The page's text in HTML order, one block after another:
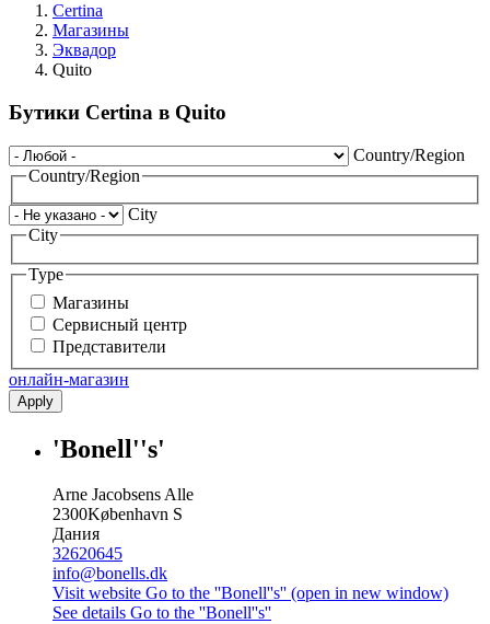
Certina
Магазины
Эквадор
Quito
Бутики Certina в Quito
Country/Region
Country/Region
City
City
Type
Магазины
Сервисный центр
Представители
онлайн-магазин
Apply
'Bonell''s'
Arne Jacobsens Alle
2300København S
Дания
32620645
info@bonells.dk
Visit website Go to the ''Bonell''s'' (open in new window)
See details Go to the ''Bonell''s''